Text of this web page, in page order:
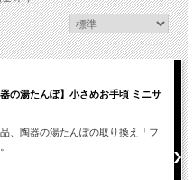
の湯たんぽ】小さめお手頃 ミニサ
、陶器の湯たんぽの取り換え「フ